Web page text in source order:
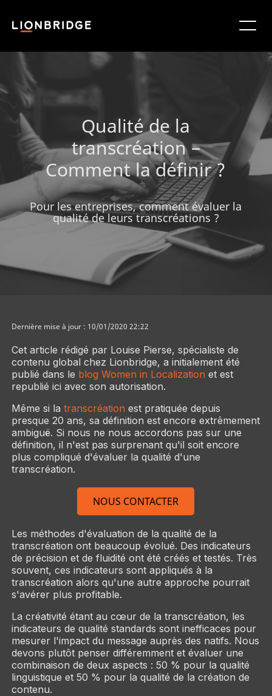
Qualité de la
transcréation –
Comment la définir ?
Pour les entreprises, comment évaluer la
qualité de leurs transcréations ?
Dernière mise à jour : 10/01/2020 22:22
Cet article rédigé par Louise Pierse, spécialiste de
contenu global chez Lionbridge, a initialement été
publié dans le blog Women in Localization et est
republié ici avec son autorisation.
Même si la transcréation est pratiquée depuis
presque 20 ans, sa définition est encore extrêmement
ambiguë. Si nous ne nous accordons pas sur une
définition, il n'est pas surprenant qu'il soit encore
plus compliqué d'évaluer la qualité d'une
transcréation.
NOUS CONTACTER
Les méthodes d'évaluation de la qualité de la
transcréation ont beaucoup évolué. Des indicateurs
de précision et de fluidité ont été créés et testés. Très
souvent, ces indicateurs sont appliqués à la
transcréation alors qu'une autre approche pourrait
s'avérer plus profitable.
La créativité étant au cœur de la transcréation, les
indicateurs de qualité standards sont inefficaces pour
mesurer l'impact du message auprès des natifs. Nous
devons plutôt penser différemment et évaluer une
combinaison de deux aspects : 50 % pour la qualité
linguistique et 50 % pour la qualité de la création de
contenu.